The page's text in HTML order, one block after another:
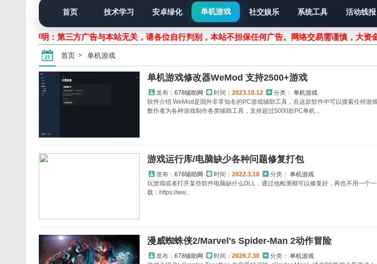
首页 技术学习 安卓绿化 单机游戏 社交娱乐 系统工具 活动线报
声明：第三方广告与本站无关，请各位自行判别，本站不担保任何广告。网络交易需谨慎，大
首页 单机游戏
单机游戏修改器WeMod 支持2500+游戏
发布： 678辅助网 时间： 2023.10.12 分类： 单机游戏
软件介绍 WeMod是国外非常知名的PC游戏辅助工具，在这款软件中可以搜索任何游
数作者为各种游戏制作各类辅助工具，支持超过5000款PC单机...
游戏运行库/电脑缺少各种问题修复打包
发布： 678辅助网 时间： 2022.3.18 分类： 单机游戏
玩游戏或者打开某些软件电脑缺什么DLL，通过他检测都可以修复好，再也不用一个
载：https://ww...
漫威蜘蛛侠2/Marvel's Spider-Man 2动作冒险
发布： 678辅助网 时间： 2026.7.30 分类： 单机游戏